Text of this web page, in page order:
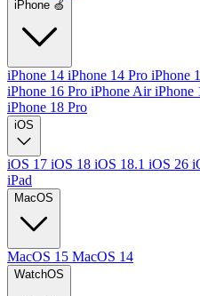
iPhone 🍏
iPhone 14 iPhone 14 Pro iPhone
iPhone 16 Pro iPhone AiriPhone
iPhone 18 Pro
iOS
iOS 17 iOS 18 iOS 18.1 iOS 26
iPad
MacOS
MacOS 15 MacOS 14
WatchOS